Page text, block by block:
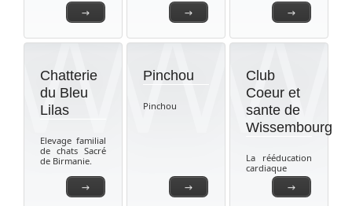
→ → →
→
Chatterie
du Bleu
Lilas
Elevage familial
de chats Sacré
de Birmanie.
→
Pinchou
Pinchou
→
Club
Coeur et
sante de
Wissembourg
La rééducation
cardiaque